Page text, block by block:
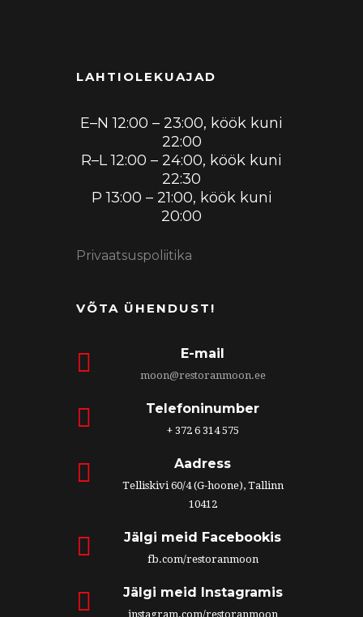
LAHTIOLEKUAJAD
E–N 12:00 – 23:00, köök kuni
22:00
R–L 12:00 – 24:00, köök kuni
22:30
P 13:00 – 21:00, köök kuni
20:00
Privaatsuspoliitika
VÕTA ÜHENDUST!
E-mail
moon@restoranmoon.ee
Telefoninumber
+ 372 6 314 575
Aadress
Telliskivi 60/4 (G-hoone), Tallinn
10412
Jälgi meid Facebookis
fb.com/restoranmoon
Jälgi meid Instagramis
instagram.com/restoranmoon